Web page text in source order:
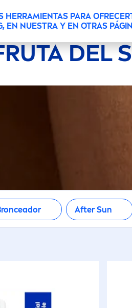
HERRAMIENTAS PARA
EN NUESTRA Y EN OTRAS
DEL
AfterSun